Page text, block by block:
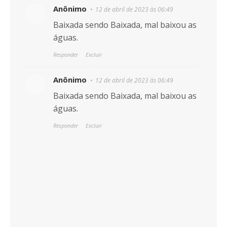
Anônimo 12 de abril de 2023 às 06:49
Baixada sendo Baixada, mal baixou as
águas.
Responder Excluir
Anônimo 12 de abril de 2023 às 06:49
Baixada sendo Baixada, mal baixou as
águas.
Responder Excluir